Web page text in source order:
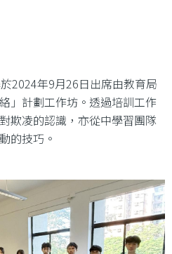
2024年9月26日出席由教育局
」計劃工作坊。透過培訓工作
欺凌的認識，亦從中學習團隊
的技巧。